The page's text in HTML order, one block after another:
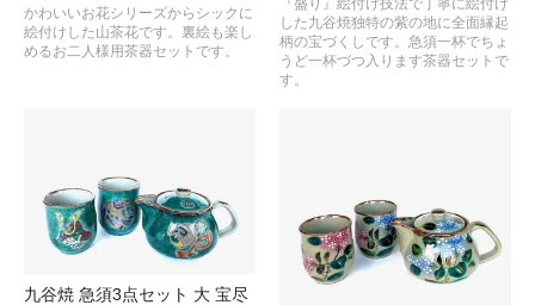
かわいいお花シリーズからシックに
絵付けした山茶花です。裏絵も楽し
めるお二人様用茶器セットです。
『盛り』絵付け技法で丁寧に絵付け
した九谷焼独特の紫の地に全面縁起
柄の宝づくしです。急須一杯でちょ
うど一杯づつ入ります茶器セットで
す。
九谷焼 急須3点セット 大 宝尽